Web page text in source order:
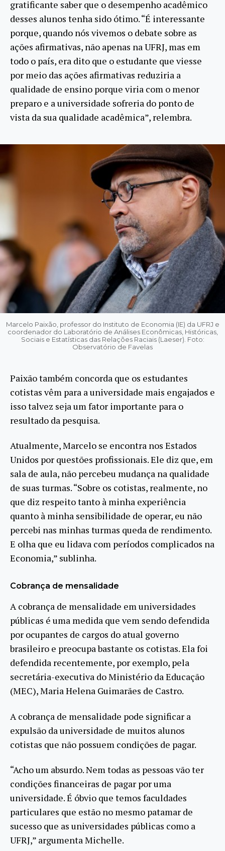
gratificante saber que o desempenho acadêmico
desses alunos tenha sido ótimo. “É interessante
porque, quando nós vivemos o debate sobre as
ações afirmativas, não apenas na UFRJ, mas em
todo o país, era dito que o estudante que viesse
por meio das ações afirmativas reduziria a
qualidade de ensino porque viria com o menor
preparo e a universidade sofreria do ponto de
vista da sua qualidade acadêmica”, relembra.
Marcelo Paixão, professor do Instituto de Economia (IE) da UFRJ e
coordenador do Laboratório de Análises Econômicas, Históricas,
Sociais e Estatísticas das Relações Raciais (Laeser). Foto:
Observatório de Favelas
Paixão também concorda que os estudantes
cotistas vêm para a universidade mais engajados e
isso talvez seja um fator importante para o
resultado da pesquisa.
Atualmente, Marcelo se encontra nos Estados
Unidos por questões profissionais. Ele diz que, em
sala de aula, não percebeu mudança na qualidade
de suas turmas. “Sobre os cotistas, realmente, no
que diz respeito tanto à minha experiência
quanto à minha sensibilidade de operar, eu não
percebi nas minhas turmas queda de rendimento.
E olha que eu lidava com períodos complicados na
Economia,” sublinha.
Cobrança de mensalidade
A cobrança de mensalidade em universidades
públicas é uma medida que vem sendo defendida
por ocupantes de cargos do atual governo
brasileiro e preocupa bastante os cotistas. Ela foi
defendida recentemente, por exemplo, pela
secretária-executiva do Ministério da Educação
(MEC), Maria Helena Guimarães de Castro.
A cobrança de mensalidade pode significar a
expulsão da universidade de muitos alunos
cotistas que não possuem condições de pagar.
“Acho um absurdo. Nem todas as pessoas vão ter
condições financeiras de pagar por uma
universidade. É óbvio que temos faculdades
particulares que estão no mesmo patamar de
sucesso que as universidades públicas como a
UFRJ,” argumenta Michelle.